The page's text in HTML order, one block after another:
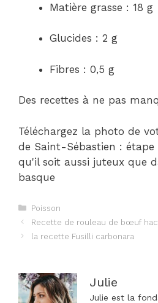
Matière grasse : 18 g
Glucides : 2 g
Fibres : 0,5 g
Des recettes à ne pas
Téléchargez la photo de
de Saint-Sébastien :
qu'il soit aussi juteux que
basque
Catégories
Poisson
Navigation
des
Recette de rouleau de bœuf
la recette Fusilli carbonara
Julie
Julie est la